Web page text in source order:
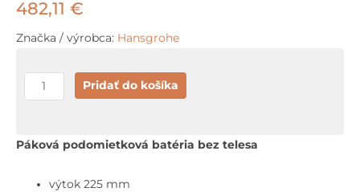
482,11 €
Značka / výrobca: Hansgrohe
množstvo
Hansgrohe
Umývadlová
pod
Pridať do košíka
Páková podomietková batéria bez telesa
výtok 225 mm